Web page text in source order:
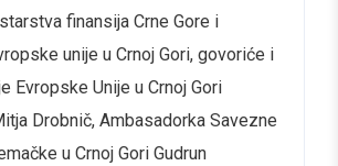
finansija Crne Gore i
unije u Crnoj Gori, govoriće i
Evropske Unije u Crnoj Gori
Drobnič, Ambasadorka Savezne
u Crnoj Gori Gudrun